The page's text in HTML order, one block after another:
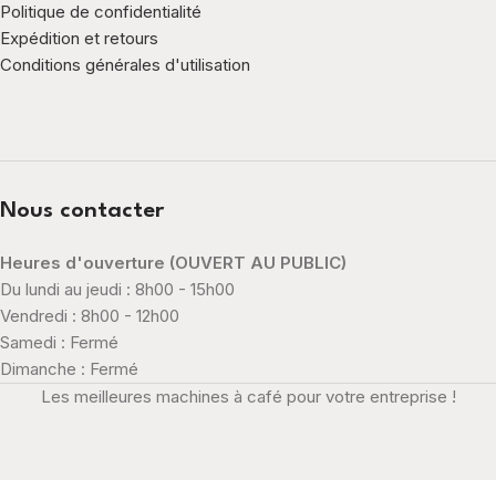
Politique de confidentialité
Expédition et retours
Conditions générales d'utilisation
Nous contacter
Heures d'ouverture (OUVERT AU PUBLIC)
Du lundi au jeudi : 8h00 - 15h00
Vendredi : 8h00 - 12h00
Samedi : Fermé
Dimanche : Fermé
Les meilleures machines à café pour votre entreprise !